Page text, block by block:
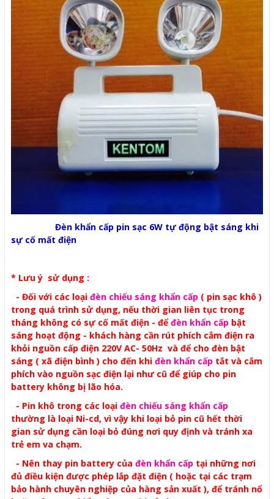
Đèn khẩn cấp pin sạc 6W tự động bật sáng khi
sự cố mất điện
* Lưu ý sử dụng :
- Đối với các loại đèn chiếu sáng khẩn cấp ( pin sạc khô )
trong quá trình sử dụng, nếu thời gian liên tục trong
tháng không có sự cố mất điện - để đèn khẩn cấp bật
sáng hoạt động - khách hàng cần rút phích cắm điện ra
khỏi nguồn cấp điện 220V AC- 50Hz và để cho đèn bật
sáng ( xã điện bình ) cho đến khi đèn khẩn cấp tắt và cắm
phích vào nguồn sạc điện lại như cũ để giúp cho pin
battery không bị lão hóa.
- Pin khô trong các loại đèn chiếu sáng khẩn cấp
thường là loại Ni-cd, vì vậy khi loại bỏ pin cũ hết thời
gian sử dụng cần loại bỏ đúng nơi quy định và tránh xa
trẻ em va chạm.
- Nên thay pin battery của đèn khẩn cấp tại những nơi
đủ điều kiện được phép lắp đặt điện ( hoặc tại các trạm
bảo hành chuyên nghiệp của hàng sản xuất ), để tránh nổ